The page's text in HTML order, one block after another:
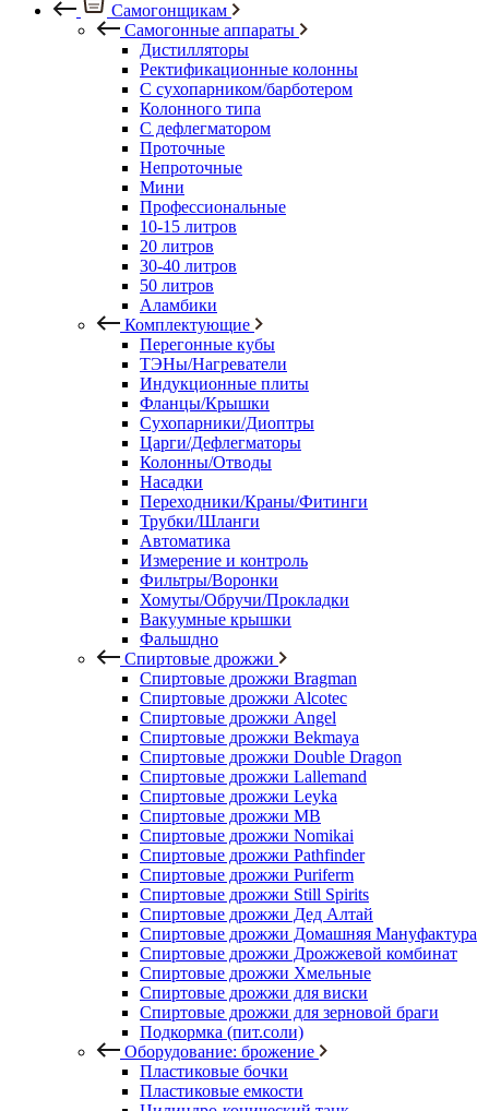
Самогонщикам
Самогонные аппараты
Дистилляторы
Ректификационные колонны
С сухопарником/барботером
Колонного типа
С дефлегматором
Проточные
Непроточные
Мини
Профессиональные
10-15 литров
20 литров
30-40 литров
50 литров
Аламбики
Комплектующие
Перегонные кубы
ТЭНы/Нагреватели
Индукционные плиты
Фланцы/Крышки
Сухопарники/Диоптры
Царги/Дефлегматоры
Колонны/Отводы
Насадки
Переходники/Краны/Фитинги
Трубки/Шланги
Автоматика
Измерение и контроль
Фильтры/Воронки
Хомуты/Обручи/Прокладки
Вакуумные крышки
Фальшдно
Спиртовые дрожжи
Спиртовые дрожжи Bragman
Спиртовые дрожжи Alcotec
Спиртовые дрожжи Angel
Спиртовые дрожжи Bekmaya
Спиртовые дрожжи Double Dragon
Спиртовые дрожжи Lallemand
Спиртовые дрожжи Leyka
Спиртовые дрожжи MB
Спиртовые дрожжи Nomikai
Спиртовые дрожжи Pathfinder
Спиртовые дрожжи Puriferm
Спиртовые дрожжи Still Spirits
Спиртовые дрожжи Дед Алтай
Спиртовые дрожжи Домашняя Мануфактура
Спиртовые дрожжи Дрожжевой комбинат
Спиртовые дрожжи Хмельные
Спиртовые дрожжи для виски
Спиртовые дрожжи для зерновой браги
Подкормка (пит.соли)
Оборудование: брожение
Пластиковые бочки
Пластиковые емкости